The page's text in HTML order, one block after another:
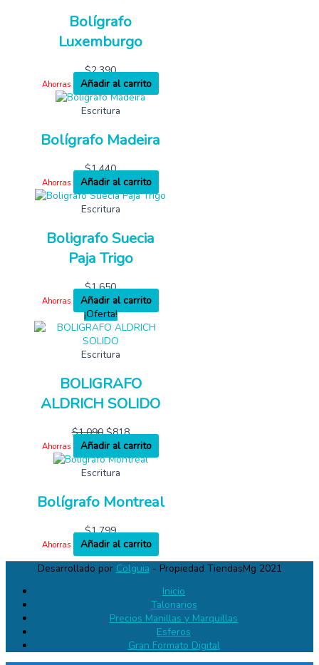
Bolígrafo
Luxemburgo
$2,390
Ahorras
Añadir al carrito
Escritura
Bolígrafo Madeira
$1,440
Ahorras
Añadir al carrito
Escritura
Boligrafo Suecia
Paja Trigo
$1,650
Ahorras
Añadir al carrito
¡Oferta!
Escritura
BOLIGRAFO
ALDRICH SOLIDO
$1,090 $818
Ahorras
Añadir al carrito
Escritura
Bolígrafo Montreal
$1,799
Ahorras
Añadir al carrito
Desarrollado por Colguia - Propiedad TiendasMg 2021
Inicio
Talonarios
Precios Manillas y Marquillas
Esferos
Gran Formato Digital